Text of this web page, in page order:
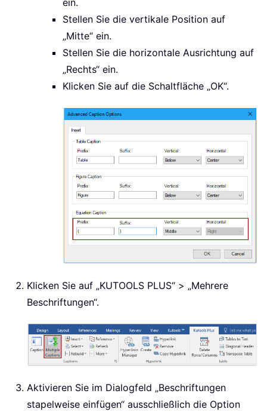
Stellen Sie die vertikale Position auf
„Mitte“ ein.
Stellen Sie die horizontale Ausrichtung auf
„Rechts“ ein.
Klicken Sie auf die Schaltfläche „OK“.
Klicken Sie auf „KUTOOLS PLUS“ > „Mehrere
Beschriftungen“.
Aktivieren Sie im Dialogfeld „Beschriftungen
stapelweise einfügen“ ausschließlich die Option